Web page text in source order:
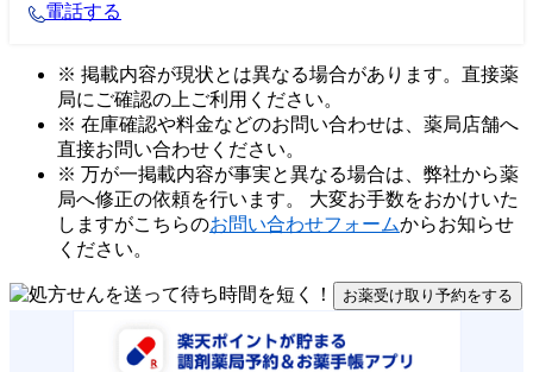
電話する
※ 掲載内容が現状とは異なる場合があります。直接薬
局にご確認の上ご利用ください。
※ 在庫確認や料金などのお問い合わせは、薬局店舗へ
直接お問い合わせください。
※ 万が一掲載内容が事実と異なる場合は、弊社から薬
局へ修正の依頼を行います。 大変お手数をおかけいた
しますがこちらのお問い合わせフォームからお知らせ
ください。
お薬受け取り予約をする